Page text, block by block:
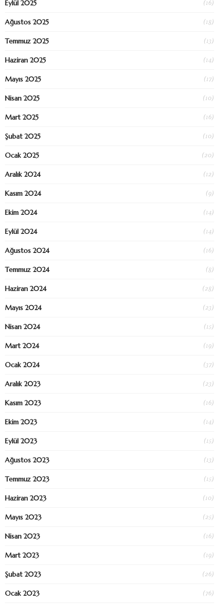
Eylül 2025 (16)
Ağustos 2025 (18)
Temmuz 2025 (13)
Haziran 2025 (14)
Mayıs 2025 (17)
Nisan 2025 (10)
Mart 2025 (16)
Şubat 2025 (10)
Ocak 2025 (20)
Aralık 2024 (12)
Kasım 2024 (9)
Ekim 2024 (14)
Eylül 2024 (14)
Ağustos 2024 (16)
Temmuz 2024 (8)
Haziran 2024 (28)
Mayıs 2024 (23)
Nisan 2024 (15)
Mart 2024 (19)
Ocak 2024 (37)
Aralık 2023 (23)
Kasım 2023 (16)
Ekim 2023 (14)
Eylül 2023 (15)
Ağustos 2023 (13)
Temmuz 2023 (15)
Haziran 2023 (10)
Mayıs 2023 (25)
Nisan 2023 (16)
Mart 2023 (19)
Şubat 2023 (26)
Ocak 2023 (76)